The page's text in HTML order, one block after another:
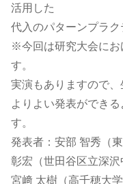
活用した
代入のパターンプラク
※今回は研究大会にお
す。
実演もありますので、
よりよい発表ができ
す。
発表者：安部 智秀（
彰宏（世田谷区立深沢
宮﨑 太樹（高千穂大学